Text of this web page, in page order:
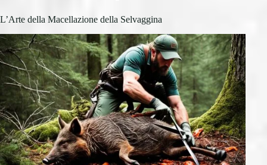
L’Arte della Macellazione della Selvaggina